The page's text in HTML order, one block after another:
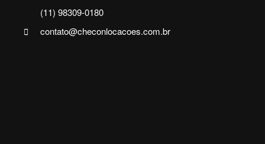
(11) 98309-0180
contato@checonlocacoes.com.br